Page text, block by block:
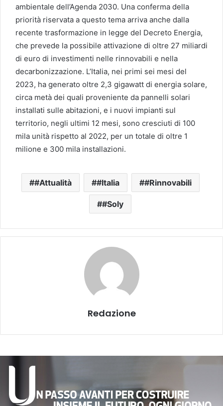
ambientale dell’Agenda 2030. Una conferma della
priorità riservata a questo tema arriva anche dalla
recente trasformazione in legge del Decreto Energia,
che prevede la possibile attivazione di oltre 27 miliardi
di euro di investimenti nelle rinnovabili e nella
decarbonizzazione. L’Italia, nei primi sei mesi del
2023, ha generato oltre 2,3 gigawatt di energia solare,
circa metà dei quali proveniente da pannelli solari
installati sulle abitazioni, e i nuovi impianti sul
territorio, negli ultimi 12 mesi, sono cresciuti di 100
mila unità rispetto al 2022, per un totale di oltre 1
milione e 300 mila installazioni.
#Attualità #Italia #Rinnovabili
#Soly
Redazione